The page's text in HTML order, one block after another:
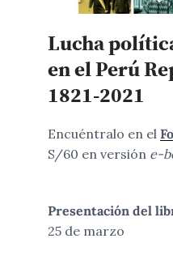
Lucha
en el Perú
1821-2021
Encuéntralo en el
S/60 en versión e-
Presentación del
25 de marzo